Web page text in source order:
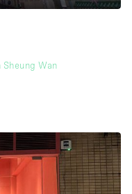
Sheung Wan